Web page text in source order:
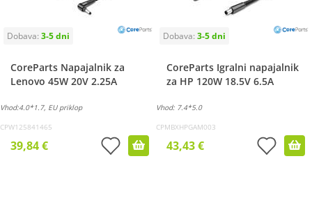
CoreParts Napajalnik za
Lenovo 45W 20V 2.25A
Vhod:4.0*1.7, EU priklop
CPW125841465
39,84 €
CoreParts Igralni napajalnik
za HP 120W 18.5V 6.5A
Vhod: 7.4*5.0
CPMBXHPGAM003
43,43 €